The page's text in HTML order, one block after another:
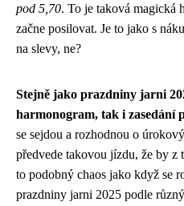
pod 5,70. To je taková magická
začne posilovat. Je to jako s
na slevy, ne?
Stejně jako prazdniny jarni
harmonogram, tak i zasedání
se sejdou a rozhodnou o
předvede takovou jízdu, že by z
to podobný chaos jako když se
prazdniny jarni 2025 podle